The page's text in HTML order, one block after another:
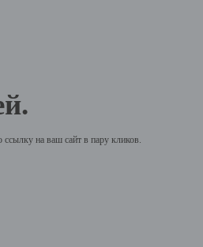
на ваш сайт в пару кликов.